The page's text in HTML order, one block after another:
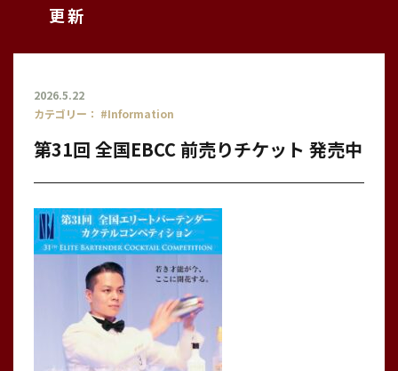
更新
2026.5.22
カテゴリー： #Information
第31回 全国EBCC 前売りチケット 発売中